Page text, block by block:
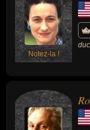
Notez-la !